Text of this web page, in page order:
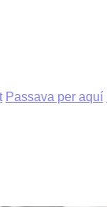
Passava per aquí